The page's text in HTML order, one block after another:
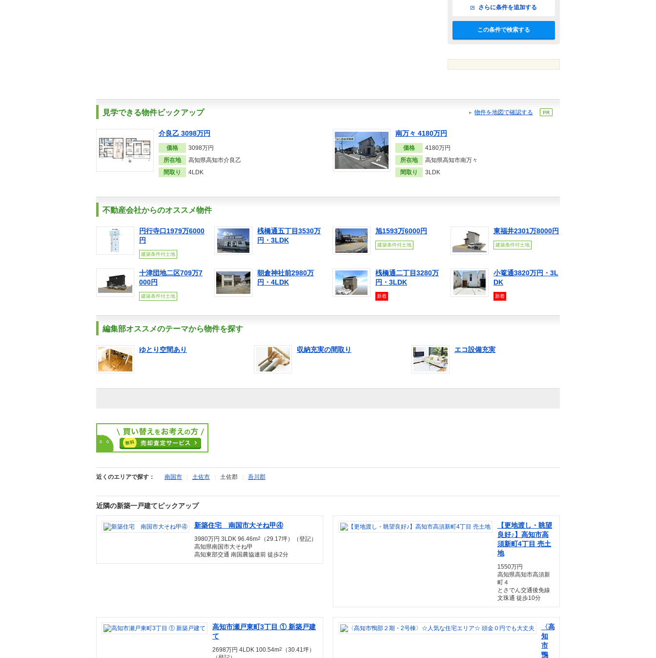
さらに条件を追加する
この条件で検索する
見学できる物件ピックアップ 物件を地図で確認する PR
介良乙 3098万円
価格
3098万円
所在地
高知県高知市介良乙
間取り
4LDK
南万々 4180万円
価格
4180万円
所在地
高知県高知市南万々
間取り
3LDK
不動産会社からのオススメ物件
円行寺口1979万6000
円
建築条件付土地
桟橋通五丁目3530万
円・3LDK
旭1593万6000円
建築条件付土地
東福井2301万8000円
建築条件付土地
十津団地二区709万7
000円
建築条件付土地
朝倉神社前2980万
円・4LDK
桟橋通二丁目3280万
円・3LDK
新着
小篭通3820万円・3L
DK
新着
編集部オススメのテーマから物件を探す
ゆとり空間あり 収納充実の間取り エコ設備充実
近くのエリアで探す： 南国市 土佐市 土佐郡 吾川郡
近隣の新築一戸建てピックアップ
新築住宅 南国市大そね甲④
3980万円 3LDK 96.46m2
（29.17坪）（登記）
高知県南国市大そね甲
高知東部交通 南国農協連前 徒歩2分
【更地渡し・眺望
良好♪】高知市高
須新町4丁目 売土
地
1550万円
高知県高知市高須新
町４
とさでん交通後免線
文珠通 徒歩10分
高知市瀬戸東町3丁目 ① 新築戸建
て
2698万円 4LDK 100.54m2
（30.41坪）
〈高
知
市
鴨